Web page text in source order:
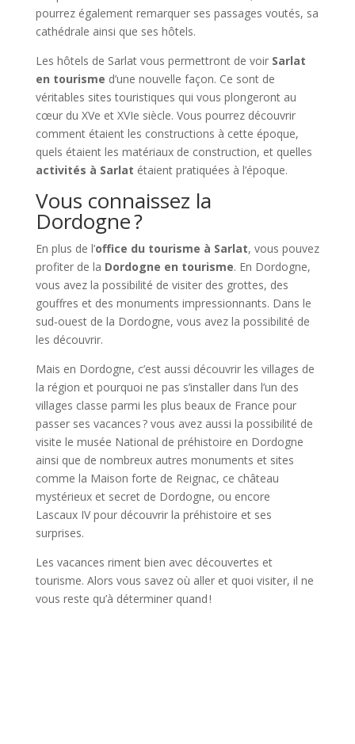
pourrez également remarquer ses passages voutés, sa
cathédrale ainsi que ses hôtels.
Les hôtels de Sarlat vous permettront de voir Sarlat
en tourisme d’une nouvelle façon. Ce sont de
véritables sites touristiques qui vous plongeront au
cœur du XVe et XVIe siècle. Vous pourrez découvrir
comment étaient les constructions à cette époque,
quels étaient les matériaux de construction, et quelles
activités à Sarlat étaient pratiquées à l’époque.
Vous connaissez la
Dordogne ?
En plus de l’office du tourisme à Sarlat, vous pouvez
profiter de la Dordogne en tourisme. En Dordogne,
vous avez la possibilité de visiter des grottes, des
gouffres et des monuments impressionnants. Dans le
sud-ouest de la Dordogne, vous avez la possibilité de
les découvrir.
Mais en Dordogne, c’est aussi découvrir les villages de
la région et pourquoi ne pas s’installer dans l’un des
villages classe parmi les plus beaux de France pour
passer ses vacances ? vous avez aussi la possibilité de
visite le musée National de préhistoire en Dordogne
ainsi que de nombreux autres monuments et sites
comme la Maison forte de Reignac, ce château
mystérieux et secret de Dordogne, ou encore
Lascaux IV pour découvrir la préhistoire et ses
surprises.
Les vacances riment bien avec découvertes et
tourisme. Alors vous savez où aller et quoi visiter, il ne
vous reste qu’à déterminer quand !